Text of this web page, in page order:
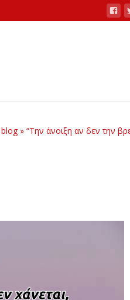
blog » “Την άνοιξη αν δεν την